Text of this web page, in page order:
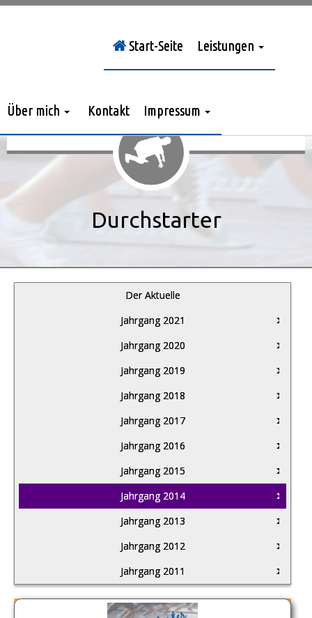
Start-Seite Leistungen
Über mich Kontakt Impressum
Durchstarter
Der Aktuelle
Jahrgang 2021
Jahrgang 2020
Jahrgang 2019
Jahrgang 2018
Jahrgang 2017
Jahrgang 2016
Jahrgang 2015
Jahrgang 2014
Jahrgang 2013
Jahrgang 2012
Jahrgang 2011